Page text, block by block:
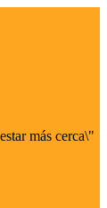
más cerca\"